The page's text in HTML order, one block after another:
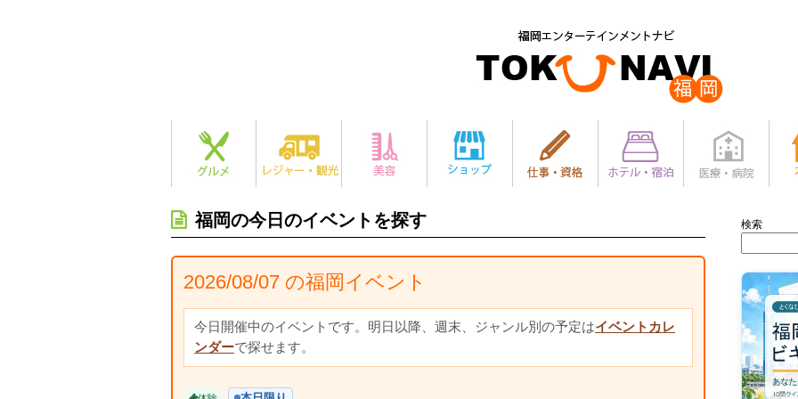
福岡の今日のイベントを探す
2026/08/07 の福岡イベント
今日開催中のイベントです。明日以降、週末、ジャンル別の予定はイベントカレ
ンダーで探せます。
検索